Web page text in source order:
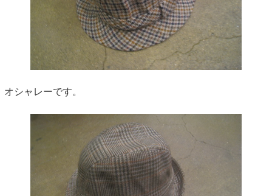
オシャレーです。